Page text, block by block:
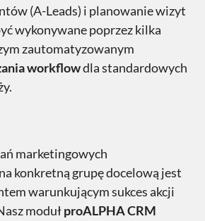
(A-Leads) i planowanie wizyt
wykonywane poprzez kilka
zautomatyzowanym
workflowdla standardowych
marketingowych
konkretną grupę docelową jest
warunkującym sukces akcji
modułproALPHA CRM